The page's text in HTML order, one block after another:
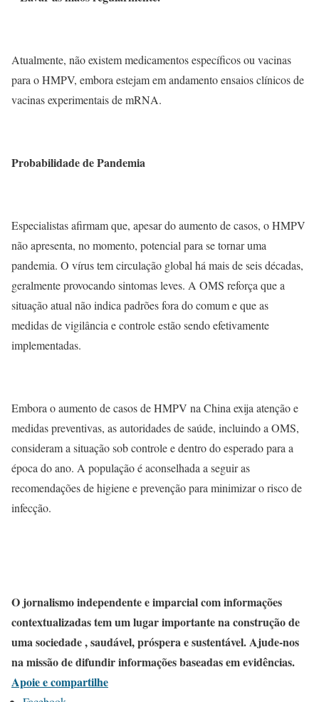
Atualmente, não existem medicamentos específicos ou vacinas
para o HMPV, embora estejam em andamento ensaios clínicos de
vacinas experimentais de mRNA.
Probabilidade de Pandemia
Especialistas afirmam que, apesar do aumento de casos, o HMPV
não apresenta, no momento, potencial para se tornar uma
pandemia. O vírus tem circulação global há mais de seis décadas,
geralmente provocando sintomas leves. A OMS reforça que a
situação atual não indica padrões fora do comum e que as
medidas de vigilância e controle estão sendo efetivamente
implementadas.
Embora o aumento de casos de HMPV na China exija atenção e
medidas preventivas, as autoridades de saúde, incluindo a OMS,
consideram a situação sob controle e dentro do esperado para a
época do ano. A população é aconselhada a seguir as
recomendações de higiene e prevenção para minimizar o risco de
infecção.
O jornalismo independente e imparcial com informações
contextualizadas tem um lugar importante na construção de
uma sociedade , saudável, próspera e sustentável. Ajude-nos
na missão de difundir informações baseadas em evidências.
Apoie e compartilhe